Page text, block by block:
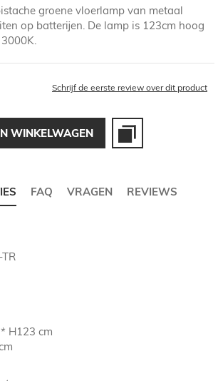
groene vloerlamp van metaal
op batterijen. De lamp is 123cm hoog
Schrijf de eerste review over dit product
WINKELWAGEN
FAQ VRAGEN REVIEWS
H123 cm